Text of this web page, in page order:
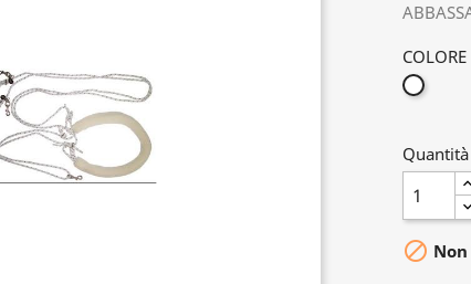
COLORE
BIANCO
Quantità
